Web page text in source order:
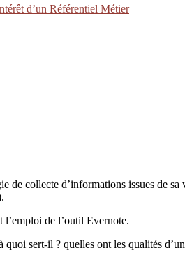
d’un Référentiel Métier
de collecte d’informations issues
l’emploi de l’outil Evernote.
sert-il ? quelles ont les qualités